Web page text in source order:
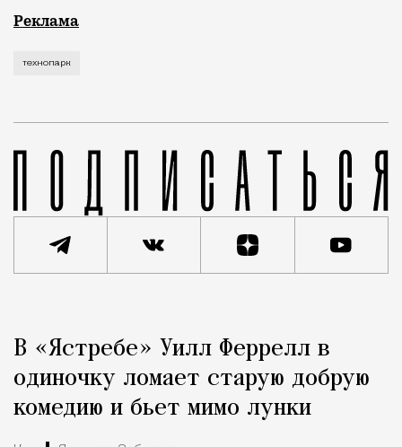
Рекламные кампании техники редко выходят за
Реклама
технопарк
Город
В «Ястребе» Уилл Феррелл в
одиночку ломает старую добрую
комедию и бьет мимо лунки